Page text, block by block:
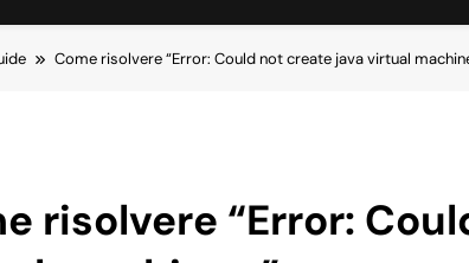
Come risolvere “Error: Could not create java virtual
risolvere “Error: